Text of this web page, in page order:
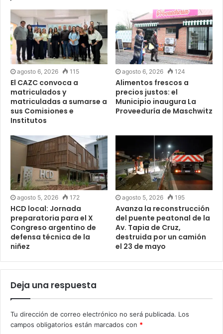
agosto 6, 2026 115
El CAZC convoca a
matriculados y
matriculadas a sumarse a
sus Comisiones e
Institutos
agosto 6, 2026 124
Alimentos frescos a
precios justos: el
Municipio inaugura La
Proveeduría de Maschwitz
agosto 5, 2026 172
HCD local: Jornada
preparatoria para el X
Congreso argentino de
defensa técnica de la
niñez
agosto 5, 2026 195
Avanza la reconstrucción
del puente peatonal de la
Av. Tapia de Cruz,
destruida por un camión
el 23 de mayo
Deja una respuesta
Tu dirección de correo electrónico no será publicada. Los
campos obligatorios están marcados con *